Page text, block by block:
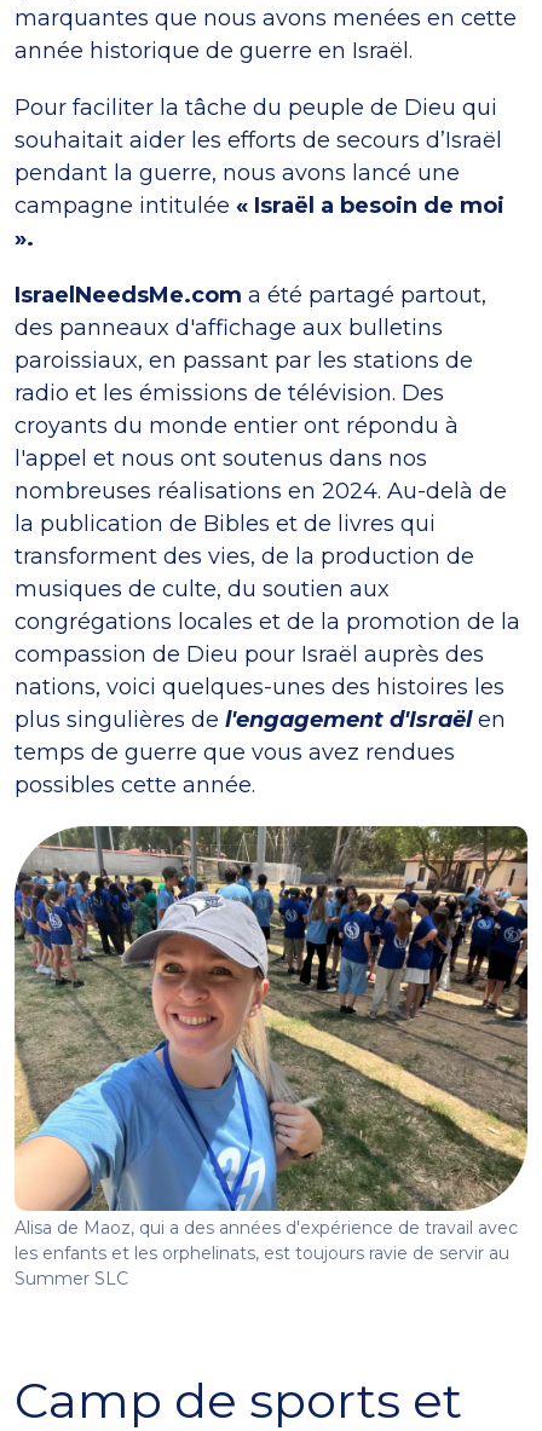
marquantes que nous avons menées en cette
année historique de guerre en Israël.
Pour faciliter la tâche du peuple de Dieu qui
souhaitait aider les efforts de secours d’Israël
pendant la guerre, nous avons lancé une
campagne intitulée « Israël a besoin de moi
».
IsraelNeedsMe.com a été partagé partout,
des panneaux d'affichage aux bulletins
paroissiaux, en passant par les stations de
radio et les émissions de télévision. Des
croyants du monde entier ont répondu à
l'appel et nous ont soutenus dans nos
nombreuses réalisations en 2024. Au-delà de
la publication de Bibles et de livres qui
transforment des vies, de la production de
musiques de culte, du soutien aux
congrégations locales et de la promotion de la
compassion de Dieu pour Israël auprès des
nations, voici quelques-unes des histoires les
plus singulières de l'engagement d'Israëlen
temps de guerre que vous avez rendues
possibles cette année.
Alisa de Maoz, qui a des années d'expérience de travail avec
les enfants et les orphelinats, est toujours ravie de servir au
Summer SLC
Camp de sports et